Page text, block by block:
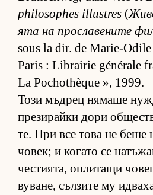
philosophes illustres (
ята на прос­ла­ве­ните
sous la dir. de Marie-
Paris : Librairie générale
La Pochothèque », 1999.
Този мъд­рец ня­маше
пре­зи­райки дори
те. При все това не беше
чо­век; и ко­гато се
чес­ти­я­та, оп­ли­тащи
ву­ва­не, съл­зите му